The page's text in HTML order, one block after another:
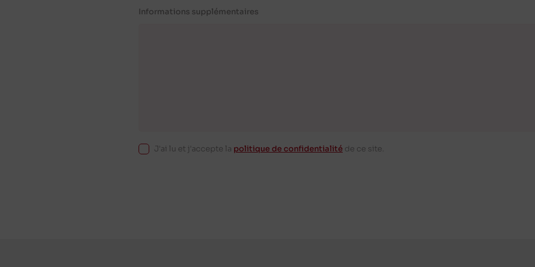
Informations supplémentaires
J'ai lu et j'accepte la politique de confidentialité de ce site.